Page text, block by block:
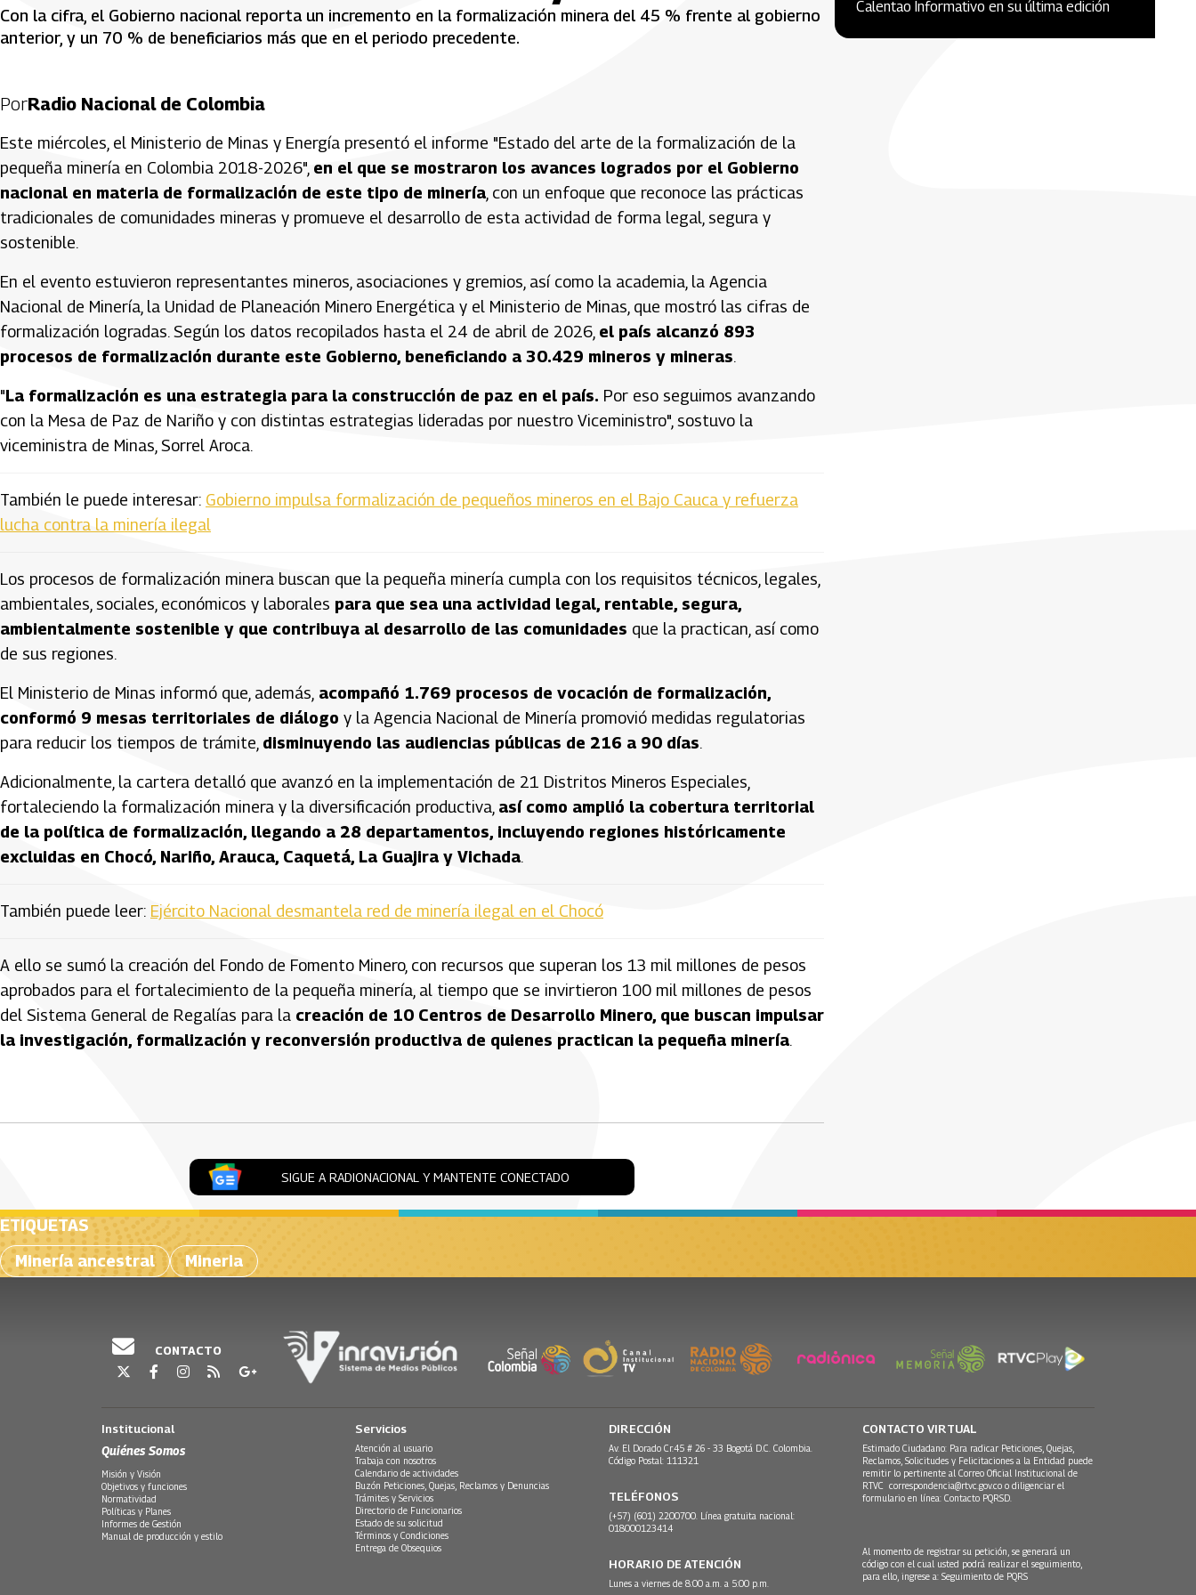
Con la cifra, el Gobierno nacional reporta un incremento en la formalización minera del 45 % frente al gobierno
anterior, y un 70 % de beneficiarios más que en el periodo precedente.
PorRadio Nacional de Colombia
Este miércoles, el Ministerio de Minas y Energía presentó el informe "Estado del arte de la formalización de la
pequeña minería en Colombia 2018-2026", en el que se mostraron los avances logrados por el Gobierno
nacional en materia de formalización de este tipo de minería , con un enfoque que reconoce las prácticas
tradicionales de comunidades mineras y promueve el desarrollo de esta actividad de forma legal, segura y
sostenible.
En el evento estuvieron representantes mineros, asociaciones y gremios, así como la academia, la Agencia
Nacional de Minería, la Unidad de Planeación Minero Energética y el Ministerio de Minas, que mostró las cifras de
formalización logradas. Según los datos recopilados hasta el 24 de abril de 2026, el país alcanzó 893
procesos de formalización durante este Gobierno, beneficiando a 30.429 mineros y mineras.
"La formalización es una estrategia para la construcción de paz en el país. Por eso seguimos avanzando
con la Mesa de Paz de Nariño y con distintas estrategias lideradas por nuestro Viceministro", sostuvo la
viceministra de Minas, Sorrel Aroca.
También le puede interesar: Gobierno impulsa formalización de pequeños mineros en el Bajo Cauca y refuerza
lucha contra la minería ilegal
Los procesos de formalización minera buscan que la pequeña minería cumpla con los requisitos técnicos, legales,
ambientales, sociales, económicos y laborales para que sea una actividad legal, rentable, segura,
ambientalmente sostenible y que contribuya al desarrollo de las comunidades que la practican, así como
de sus regiones.
El Ministerio de Minas informó que, además, acompañó 1.769 procesos de vocación de formalización,
conformó 9 mesas territoriales de diálogo y la Agencia Nacional de Minería promovió medidas regulatorias
para reducir los tiempos de trámite, disminuyendo las audiencias públicas de 216 a 90 días.
Adicionalmente, la cartera detalló que avanzó en la implementación de 21 Distritos Mineros Especiales,
fortaleciendo la formalización minera y la diversificación productiva, así como amplió la cobertura territorial
de la política de formalización, llegando a 28 departamentos, incluyendo regiones históricamente
excluidas en Chocó, Nariño, Arauca, Caquetá, La Guajira y Vichada.
También puede leer: Ejército Nacional desmantela red de minería ilegal en el Chocó
A ello se sumó la creación del Fondo de Fomento Minero, con recursos que superan los 13 mil millones de pesos
aprobados para el fortalecimiento de la pequeña minería, al tiempo que se invirtieron 100 mil millones de pesos
del Sistema General de Regalías para la creación de 10 Centros de Desarrollo Minero, que buscan impulsar
la investigación, formalización y reconversión productiva de quienes practican la pequeña minería.
SIGUE A RADIONACIONAL Y MANTENTE CONECTADO
Calentao Informativo en su última edición
ETIQUETAS
Minería ancestral
Mineria
CONTACTO
Institucional
Quiénes Somos
Misión y Visión
Objetivos y funciones
Normatividad
Políticas y Planes
Informes de Gestión
Manual de producción y estilo
Servicios
Atención al usuario
Trabaja con nosotros
Calendario de actividades
Buzón Peticiones, Quejas, Reclamos y Denuncias
Trámites y Servicios
Directorio de Funcionarios
Estado de su solicitud
Términos y Condiciones
Entrega de Obsequios
DIRECCIÓN
Av. El Dorado Cr.45 # 26 - 33 Bogotá D.C. Colombia.
Código Postal: 111321
TELÉFONOS
(+57) (601) 2200700. Línea gratuita nacional:
018000123414
HORARIO DE ATENCIÓN
Lunes a viernes de 8:00 a.m. a 5:00 p.m.
CONTACTO VIRTUAL
Estimado Ciudadano: Para radicar Peticiones, Quejas,
Reclamos, Solicitudes y Felicitaciones a la Entidad puede
remitir lo pertinente al Correo Oficial Institucional de
RTVC correspondencia@rtvc.gov.co o diligenciar el
formulario en línea: Contacto PQRSD.
Al momento de registrar su petición, se generará un
código con el cual usted podrá realizar el seguimiento,
para ello, ingrese a: Seguimiento de PQRS